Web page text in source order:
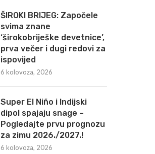
ŠIROKI BRIJEG: Započele
svima znane
‘širokobriješke devetnice’,
prva večer i dugi redovi za
ispovijed
6 kolovoza, 2026
Super El Niño i Indijski
dipol spajaju snage –
Pogledajte prvu prognozu
za zimu 2026./2027.!
6 kolovoza, 2026